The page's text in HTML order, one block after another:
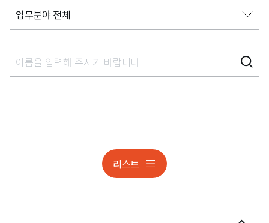
업무분야 전체
게임 · 스포츠 · 엔터테인먼트
리스트